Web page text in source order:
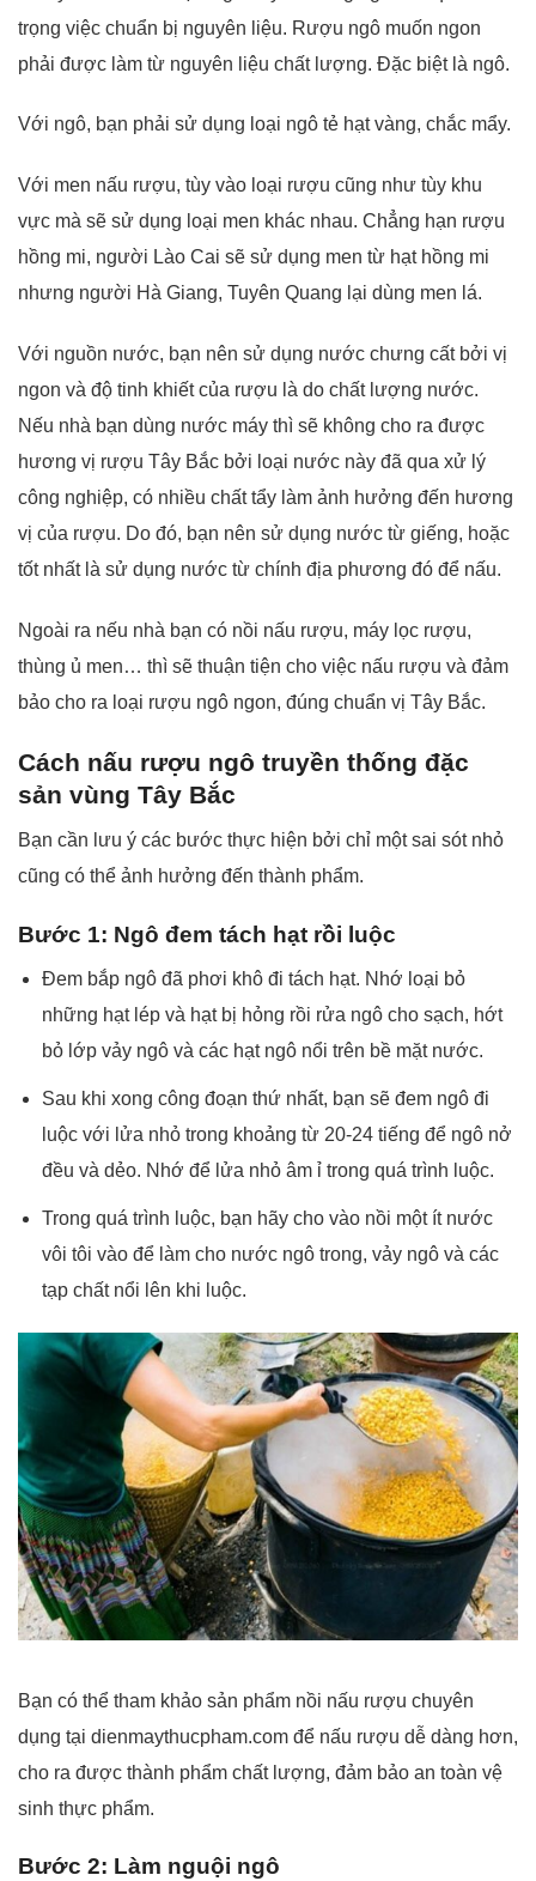
trọng việc chuẩn bị nguyên liệu. Rượu ngô muốn ngon
phải được làm từ nguyên liệu chất lượng. Đặc biệt là ngô.
Với ngô, bạn phải sử dụng loại ngô tẻ hạt vàng, chắc mẩy.
Với men nấu rượu, tùy vào loại rượu cũng như tùy khu
vực mà sẽ sử dụng loại men khác nhau. Chẳng hạn rượu
hồng mi, người Lào Cai sẽ sử dụng men từ hạt hồng mi
nhưng người Hà Giang, Tuyên Quang lại dùng men lá.
Với nguồn nước, bạn nên sử dụng nước chưng cất bởi vị
ngon và độ tinh khiết của rượu là do chất lượng nước.
Nếu nhà bạn dùng nước máy thì sẽ không cho ra được
hương vị rượu Tây Bắc bởi loại nước này đã qua xử lý
công nghiệp, có nhiều chất tẩy làm ảnh hưởng đến hương
vị của rượu. Do đó, bạn nên sử dụng nước từ giếng, hoặc
tốt nhất là sử dụng nước từ chính địa phương đó để nấu.
Ngoài ra nếu nhà bạn có nồi nấu rượu, máy lọc rượu,
thùng ủ men… thì sẽ thuận tiện cho việc nấu rượu và đảm
bảo cho ra loại rượu ngô ngon, đúng chuẩn vị Tây Bắc.
Cách nấu rượu ngô truyền thống đặc
sản vùng Tây Bắc
Bạn cần lưu ý các bước thực hiện bởi chỉ một sai sót nhỏ
cũng có thể ảnh hưởng đến thành phẩm.
Bước 1: Ngô đem tách hạt rồi luộc
Đem bắp ngô đã phơi khô đi tách hạt. Nhớ loại bỏ
những hạt lép và hạt bị hỏng rồi rửa ngô cho sạch, hớt
bỏ lớp vảy ngô và các hạt ngô nổi trên bề mặt nước.
Sau khi xong công đoạn thứ nhất, bạn sẽ đem ngô đi
luộc với lửa nhỏ trong khoảng từ 20-24 tiếng để ngô nở
đều và dẻo. Nhớ để lửa nhỏ âm ỉ trong quá trình luộc.
Trong quá trình luộc, bạn hãy cho vào nồi một ít nước
vôi tôi vào để làm cho nước ngô trong, vảy ngô và các
tạp chất nổi lên khi luộc.
Bạn có thể tham khảo sản phẩm nồi nấu rượu chuyên
dụng tại dienmaythucpham.com để nấu rượu dễ dàng hơn,
cho ra được thành phẩm chất lượng, đảm bảo an toàn vệ
sinh thực phẩm.
Bước 2: Làm nguội ngô